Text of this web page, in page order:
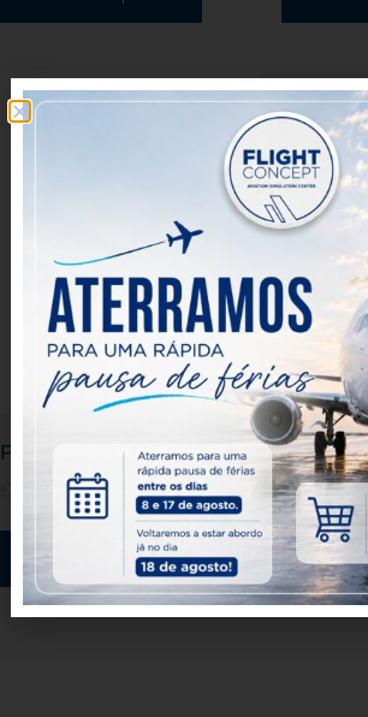
Piloto de TAP por un día
140.00
Seleccionar opciones